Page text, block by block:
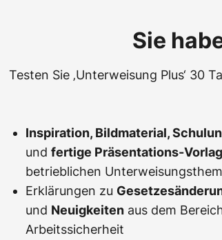
Sie
Testen Sie ‚Unterweisung Plus‘ 30
Inspiration, Bildmaterial,
und fertige Präsentations-
betrieblichen
Erklärungen zu
und Neuigkeiten aus dem
Arbeitssicherheit